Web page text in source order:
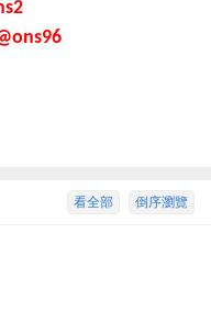
倒序瀏覽
看全部